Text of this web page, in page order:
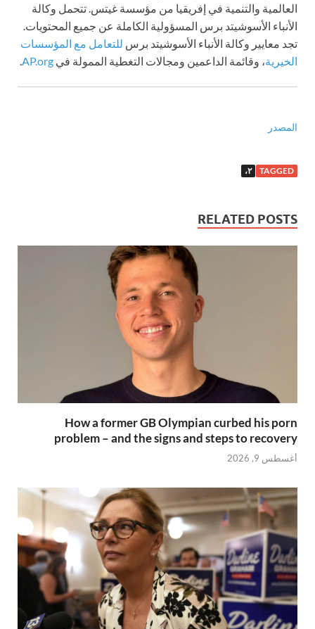
العالمية والتنمية في إفريقيا من مؤسسة غيتس. تتحمل وكالة
الأنباء الأسوشيتد برس المسؤولية الكاملة عن جميع المحتويات.
تجد معايير وكالة الأنباء الأسوشيتد برس للتعامل مع المؤسسات
الخيرية، وقائمة الداعمين ومجالات التغطية الممولة في AP.org
.
المصدر
TAGGED ٢،
RELATED POSTS
How a former GB Olympian curbed his porn
problem – and the signs and steps to recovery
أغسطس 9, 2026